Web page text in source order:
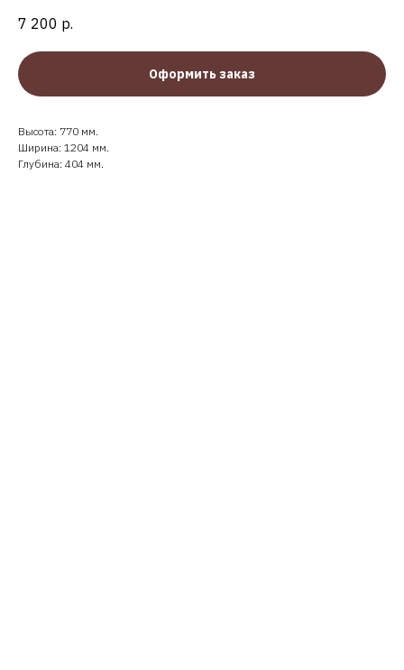
7 200 р.
Оформить заказ
Высота: 770 мм.
Ширина: 1204 мм.
Глубина: 404 мм.